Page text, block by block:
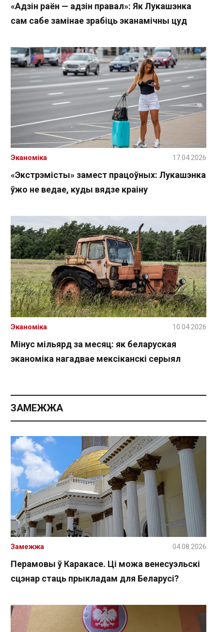
«Адзін раён — адзін правал»: Як Лукашэнка
сам сабе замінае зрабіць эканамічны цуд
«Экстрэмісты» замест працоўных: Лукашэнка
ўжо не ведае, куды вядзе краіну
Эканоміка 17.04.2026
Мінус мільярд за месяц: як беларуская
эканоміка нагадвае мексіканскі серыял
Эканоміка 10.04.2026
ЗАМЕЖЖА
Перамовы ў Каракасе. Ці можа венесуэльскі
сцэнар стаць прыкладам для Беларусі?
Замежжа 04.08.2026